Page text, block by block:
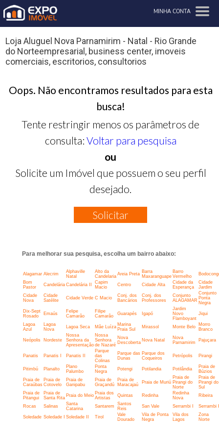
MINHA CONTA
Loja Aluguel Nova Parnamirim - Natal - Rio Grande
do Norteempresarial, business center, imoveis
comerciais, escritorios, consultorios
Oops. Não encontramos resultados para esta
busca!
Tente restringir menos os parâmetros de
consulta: Voltar para pesquisa
ou
Solicite um Imóvel que possuem o seu perfil
desejado.
Solicitar
Para melhorar sua pesquisa, escolha um bairro abaixo:
Alagamar Alecrim
Alphaville
Natal
Alto da
Candelaria Areia Preta Barra
Maxaranguape
Barro
Vermelho
Bom
Pastor
Candelária Candelária II
Capim
Macio
Centro Cidade Alta
Cidade da
Esperança
Cidade
Jardim
Cidade
Nova
Cidade
Satélite
Cidade Verde C Macio
Conj. dos
Bancários
Conj. dos
Professores
Conjunto
ALAGAMAR
Conjunto
Ponta
Negra
Dix-Sept
Rosado
Emaús
Felipe
Camarão
Filipe
Camarão
Guarapés Igapó
Jardim
Novo
Flamboyant
Jiqui
Lagoa
Azul
Lagoa
Nova
Lagoa Seca Mãe Luíza Marina
Praia Sul
Mirassol Monte Belo
Morro
Branco
Neópolis Nordeste
Nossa
Senhora da
Apresentação
Nossa
Senhora
de Nazaré
Nova
Descoberta Nova Natal
Nova
Parnamirim
Pajuçara
Panatis Panatis I Panatis II
Parque
das
Colinas
Parque das
Dunas
Parque dos
Coqueiros
Petrópolis Pirangi
Pitimbú Planalto
Plano
Palumbo
Ponta
Negra
Potengi Potilandia Potilândia
Praia de
Búzios
Praia de
Caraúbas
Praia de
Cotovelo
Praia de
Ganipabu
Praia de
Graçandú
Praia de
Maracajaú
Praia de Muriú
Praia de
Pirangi do
Norte
Praia de
Pirangi do
Sul
Praia de
Pitangui
Praia de
Santa Rita Praia do Meio Praia dos
Artistas
Quintas Redinha
Redinha
Nova
Ribeira
Rocas Salinas
Santa
Catarina
Santarem
Santos
Reis
San Vale Serrambi I Serrambi
Soledade Soledade I Soledade II Tirol
Vale
Dourado
Vila de Ponta
Negra
Vila dos
Lagos
Zona
Norte